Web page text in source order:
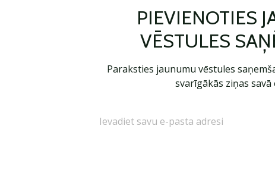
PIEVIENOTIES
VĒSTULES
Paraksties jaunumu vēstules
svarīgākās ziņas savā